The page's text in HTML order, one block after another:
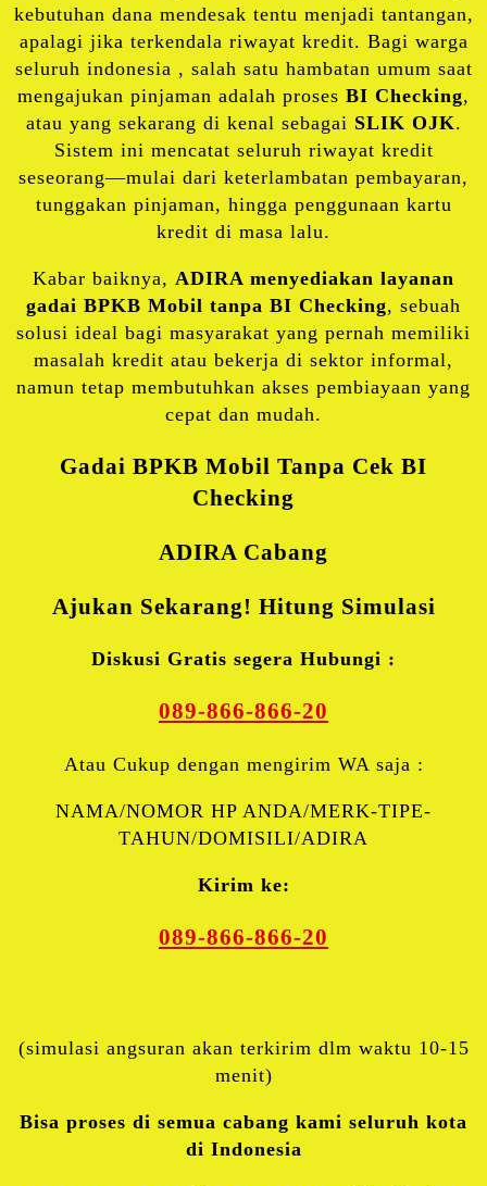
kebutuhan dana mendesak tentu menjadi tantangan,
apalagi jika terkendala riwayat kredit. Bagi warga
seluruh indonesia , salah satu hambatan umum saat
mengajukan pinjaman adalah proses BI Checking,
atau yang sekarang di kenal sebagai SLIK OJK.
Sistem ini mencatat seluruh riwayat kredit
seseorang—mulai dari keterlambatan pembayaran,
tunggakan pinjaman, hingga penggunaan kartu
kredit di masa lalu.
Kabar baiknya, ADIRA menyediakan layanan
gadai BPKB Mobil tanpa BI Checking, sebuah
solusi ideal bagi masyarakat yang pernah memiliki
masalah kredit atau bekerja di sektor informal,
namun tetap membutuhkan akses pembiayaan yang
cepat dan mudah.
Gadai BPKB Mobil Tanpa Cek BI
Checking
ADIRA Cabang
Ajukan Sekarang! Hitung Simulasi
Diskusi Gratis segera Hubungi :
089-866-866-20
Atau Cukup dengan mengirim WA saja :
NAMA/NOMOR HP ANDA/MERK-TIPE-
TAHUN/DOMISILI/ADIRA
Kirim ke:
089-866-866-20
(simulasi angsuran akan terkirim dlm waktu 10-15
menit)
Bisa proses di semua cabang kami seluruh kota
di Indonesia